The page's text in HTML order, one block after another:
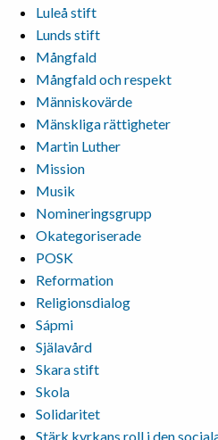
Luleå stift
Lunds stift
Mångfald
Mångfald och respekt
Människovärde
Mänskliga rättigheter
Martin Luther
Mission
Musik
Nomineringsgrupp
Okategoriserade
POSK
Reformation
Religionsdialog
Sápmi
Själavård
Skara stift
Skola
Solidaritet
Stärk kyrkans roll i den